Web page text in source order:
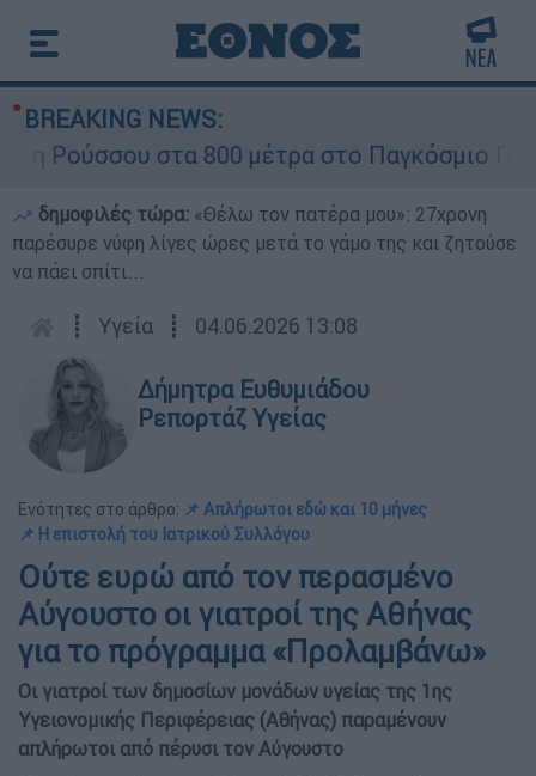
BREAKING NEWS:
Ρούσσου στα 800 μέτρα στο Παγκόσμιο
δημοφιλές τώρα: «Θέλω τον πατέρα μου»: 27χρονη
παρέσυρε νύφη λίγες ώρες μετά το γάμο της και ζητούσε
να πάει σπίτι...
┋ Υγεία ┋ 04.06.2026 13:08
Δήμητρα Ευθυμιάδου
Ρεπορτάζ Υγείας
Ενότητες στο άρθρο: 📌 Απλήρωτοι εδώ και 10 μήνες
📌 Η επιστολή του Ιατρικού Συλλόγου
Ούτε ευρώ από τον περασμένο
Αύγουστο οι γιατροί της Αθήνας
για το πρόγραμμα «Προλαμβάνω»
Οι γιατροί των δημοσίων μονάδων υγείας της 1ης
Υγειονομικής Περιφέρειας (Αθήνας) παραμένουν
απλήρωτοι από πέρυσι τον Αύγουστο